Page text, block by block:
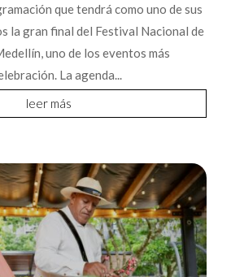
que tendrá como uno de sus
la gran final del Festival Nacional de
uno de los eventos más
La agenda...
leer más